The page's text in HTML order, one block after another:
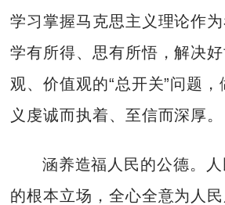
学习掌握马克思主义理论作
学有所得、思有所悟，解决
观、价值观的“总开关”问题
义虔诚而执着、至信而深厚。
涵养造福人民的公德。
的根本立场，全心全意为人